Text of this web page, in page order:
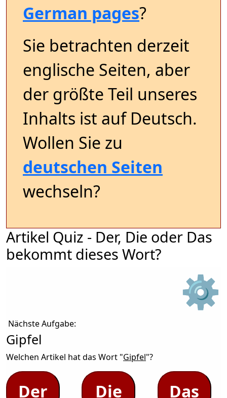
German pages?
Sie betrachten derzeit
englische Seiten, aber
der größte Teil unseres
Inhalts ist auf Deutsch.
Wollen Sie zu
deutschen Seiten
wechseln?
Artikel Quiz - Der, Die oder Das
bekommt dieses Wort?
⚙
Nächste Aufgabe:
Gipfel
Welchen Artikel hat das Wort "Gipfel"?
Der Die Das